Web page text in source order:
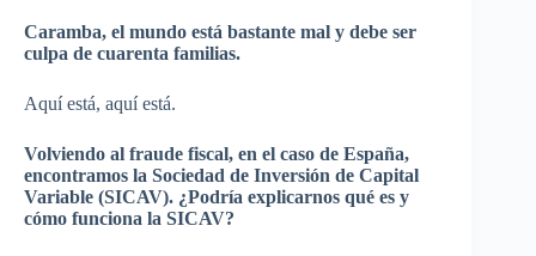
Caramba, el mundo está bastante mal y debe ser
culpa de cuarenta familias.
Aquí está, aquí está.
Volviendo al fraude fiscal, en el caso de España,
encontramos la Sociedad de Inversión de Capital
Variable (SICAV). ¿Podría explicarnos qué es y
cómo funciona la SICAV?